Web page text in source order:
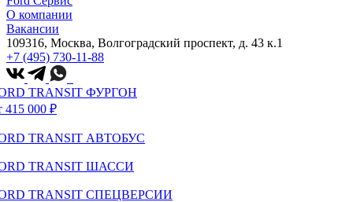
О компании
Вакансии
109316, Москва, Волгоградский проспект, д. 43 к.1
+7 (495) 730-11-88
TRANSIT ФУРГОН
415 000 ₽
TRANSIT АВТОБУС
TRANSIT ШАССИ
TRANSIT СПЕЦВЕРСИИ